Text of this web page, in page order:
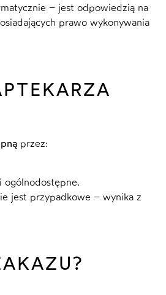
– jest odpowiedzią na
prawo wykonywania
przez:
jest przypadkowe – wynika z